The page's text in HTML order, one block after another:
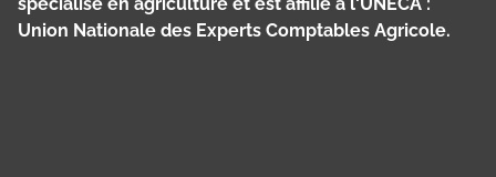
Union Nationale des Experts Comptables Agricole.